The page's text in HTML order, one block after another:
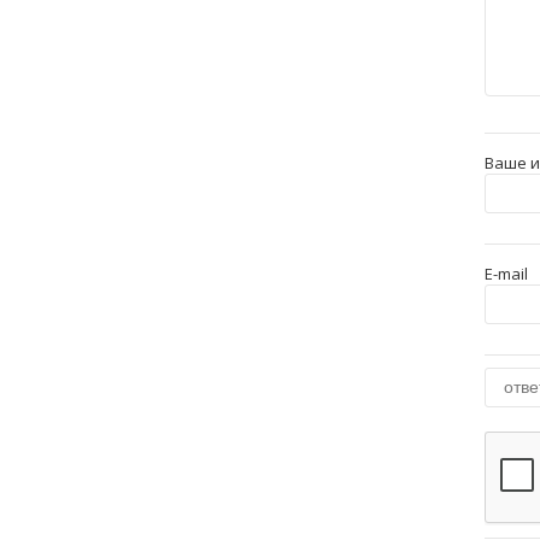
Ваше
E-mail